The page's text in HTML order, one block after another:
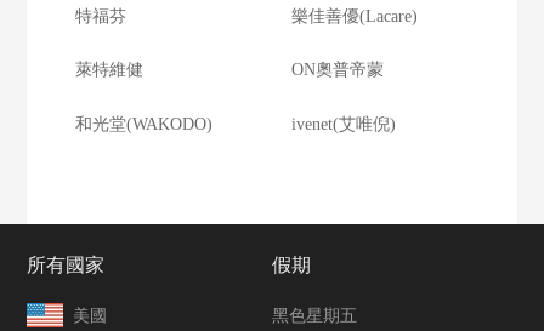
特福芬 樂佳善優(Lacare)
萊特維健 ON奧普帝蒙
和光堂(WAKODO) ivenet(艾唯倪)
所有國家
美國
假期
黑色星期五